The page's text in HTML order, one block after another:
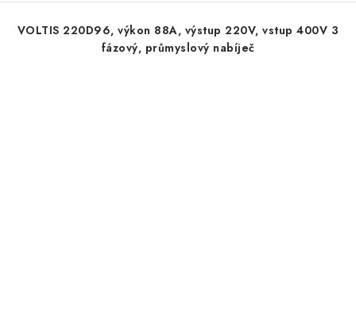
VOLTIS 220D96, výkon 88A, výstup 220V, vstup 400V 3
fázový, průmyslový nabíječ